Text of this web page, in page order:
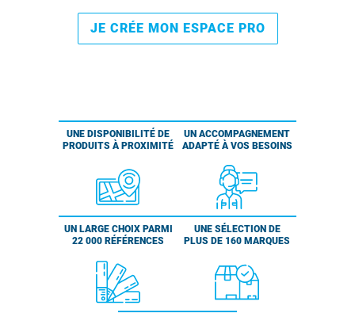
JE CRÉE MON ESPACE PRO
UNE DISPONIBILITÉ DE
PRODUITS À PROXIMITÉ
UN ACCOMPAGNEMENT
ADAPTÉ À VOS BESOINS
UN LARGE CHOIX PARMI
22 000 RÉFÉRENCES
UNE SÉLECTION DE
PLUS DE 160 MARQUES